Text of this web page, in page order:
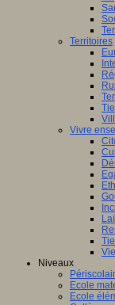
Territoires
Vivre
Niveaux
Ecole
Ecole